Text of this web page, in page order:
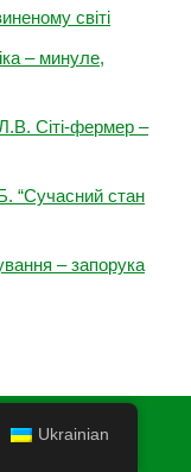
світі
– минуле,
Сіті-фермер –
“Сучасний стан
– запорука
Ukrainian